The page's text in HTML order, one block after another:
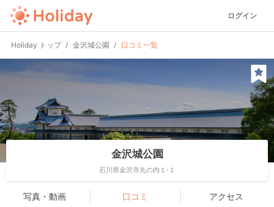
ログイン
Holiday トップ 金沢城公園 口コミ一覧
金沢城公園
石川県金沢市丸の内１-１
写真・動画 口コミ アクセス